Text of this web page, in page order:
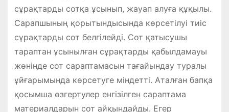
сұрақтарды сотқа ұсынып, жауап алуға құқылы.
Сарапшының қорытындысында көрсетілуі тиіс
сұрақтарды сот белгілейді. Сот қатысушы
тараптан ұсынылған сұрақтарды қабылдамауы
жөнінде сот сараптамасын тағайындау туралы
ұйғарымында көрсетуге міндетті. Аталған бапқа
қосымша өзгертулер енгізілген сараптама
материалдарын сот айқындайды. Егер